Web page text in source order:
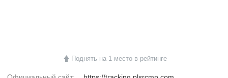
Поднять на 1 место в рейтинге